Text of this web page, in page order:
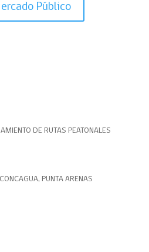
Público
DE RUTAS PEATONALES
PUNTA ARENAS